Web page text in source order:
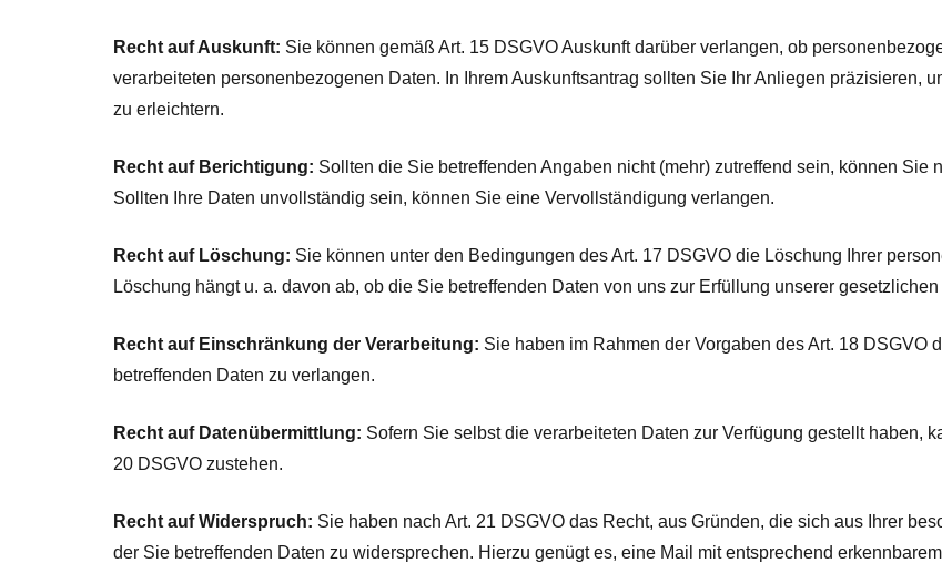
Recht auf Auskunft: Sie können gemäß Art. 15 DSGVO Auskunft darüber verlangen, ob
verarbeiteten personenbezogenen Daten. In Ihrem Auskunftsantrag sollten Sie Ihr Anliegen präzisieren,
zu erleichtern.
Recht auf Berichtigung: Sollten die Sie betreffenden Angaben nicht (mehr) zutreffend sein, können Sie
Sollten Ihre Daten unvollständig sein, können Sie eine Vervollständigung verlangen.
Recht auf Löschung: Sie können unter den Bedingungen des Art. 17 DSGVO die Löschung Ihrer
Löschung hängt u. a. davon ab, ob die Sie betreffenden Daten von uns zur Erfüllung unserer
Recht auf Einschränkung der Verarbeitung: Sie haben im Rahmen der Vorgaben des Art. 18
betreffenden Daten zu verlangen.
Recht auf Datenübermittlung: Sofern Sie selbst die verarbeiteten Daten zur Verfügung gestellt haben,
20 DSGVO zustehen.
Recht auf Widerspruch: Sie haben nach Art. 21 DSGVO das Recht, aus Gründen, die sich aus Ihrer
der Sie betreffenden Daten zu widersprechen. Hierzu genügt es, eine Mail mit entsprechend